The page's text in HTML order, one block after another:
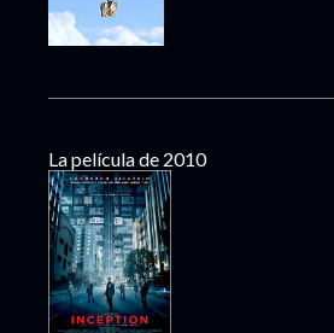
La película de 2010